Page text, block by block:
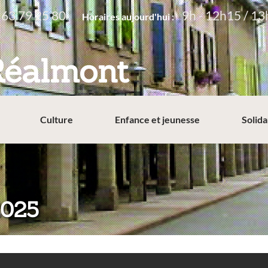
79 25 80 Horaires aujourd'hui : 9h - 12h15 /
Culture Enfance et jeunesse